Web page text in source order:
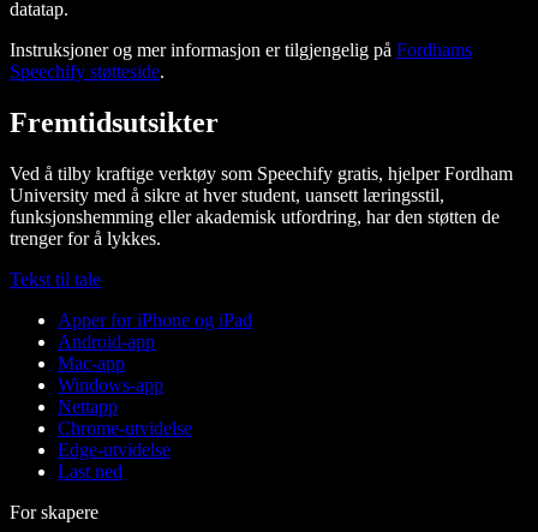
datatap.
Instruksjoner og mer informasjon er tilgjengelig på Fordhams
Speechify støtteside.
Fremtidsutsikter
Ved å tilby kraftige verktøy som Speechify gratis, hjelper Fordham
University med å sikre at hver student, uansett læringsstil,
funksjonshemming eller akademisk utfordring, har den støtten de
trenger for å lykkes.
Tekst til tale
Apper for iPhone og iPad
Android-app
Mac-app
Windows-app
Nettapp
Chrome-utvidelse
Edge-utvidelse
Last ned
For skapere